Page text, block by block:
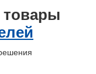
товары